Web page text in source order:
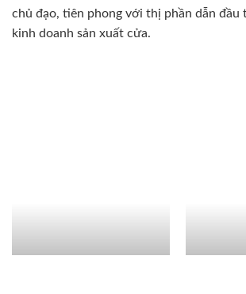
chủ đạo, tiên phong với thị phần dẫn đầu
kinh doanh sản xuất cửa.